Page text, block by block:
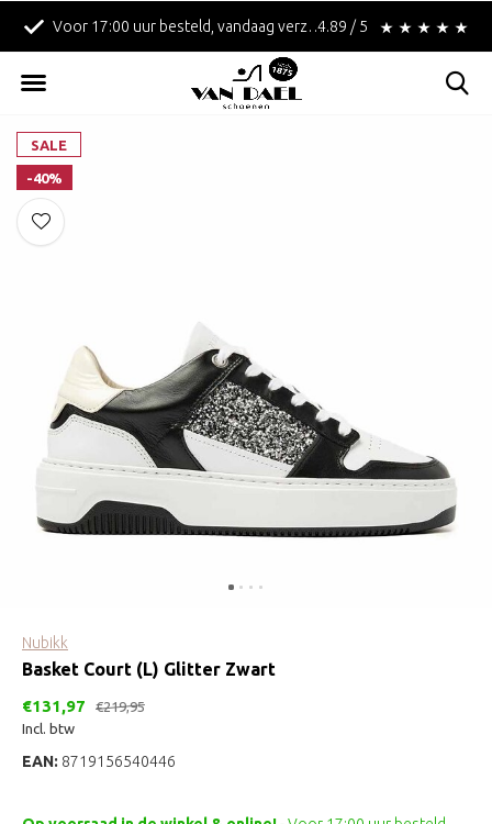
Voor 17:00 uur besteld, vandaag verzonden! Betaal achteraf met
4.89 / 5
SALE
-40%
Nubikk
Basket Court (L) Glitter Zwart
€131,97
€219,95
Incl. btw
EAN: 8719156540446